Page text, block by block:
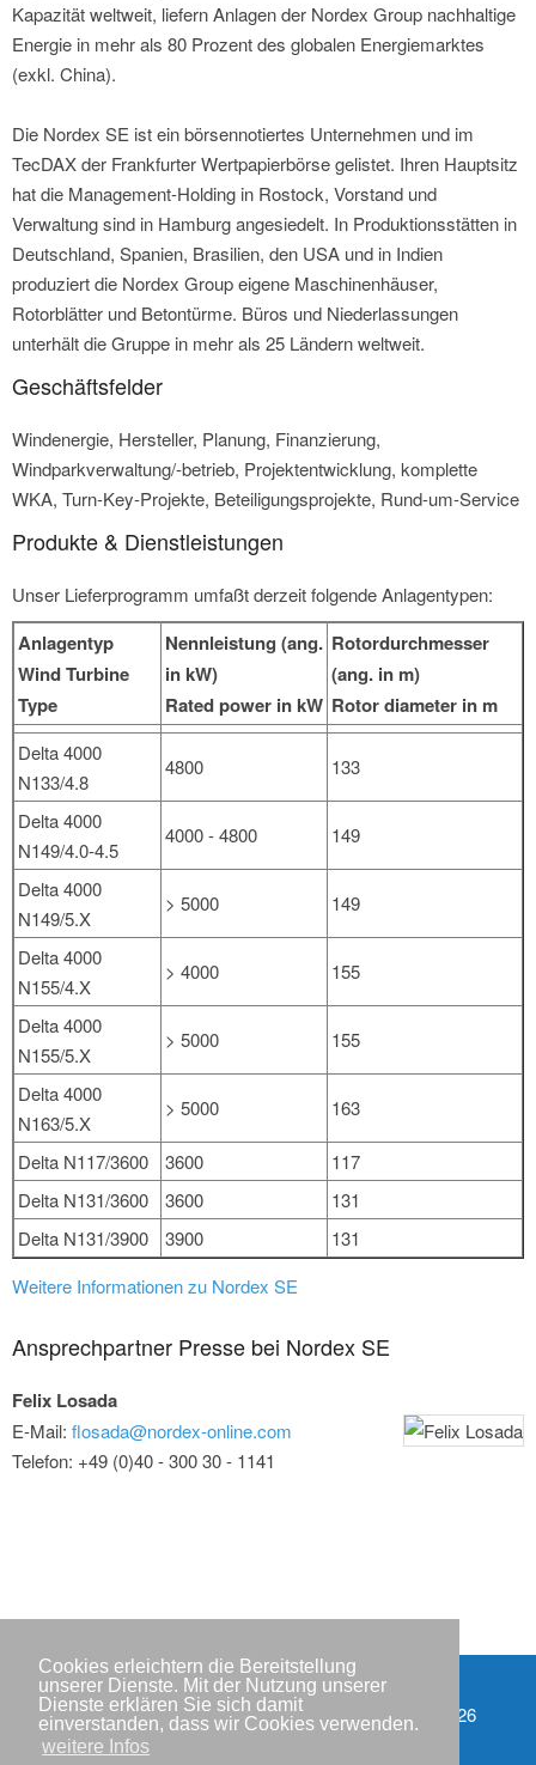
Cookies erleichtern die Bereitstellung
unserer Dienste. Mit der Nutzung unserer
Dienste erklären Sie sich damit
einverstanden, dass wir Cookies verwenden.
weitere Infos
Kapazität weltweit, liefern Anlagen der Nordex Group nachhaltige
Energie in mehr als 80 Prozent des globalen Energiemarktes
(exkl. China).
Die Nordex SE ist ein börsennotiertes Unternehmen und im
TecDAX der Frankfurter Wertpapierbörse gelistet. Ihren Hauptsitz
hat die Management-Holding in Rostock, Vorstand und
Verwaltung sind in Hamburg angesiedelt. In Produktionsstätten in
Deutschland, Spanien, Brasilien, den USA und in Indien
produziert die Nordex Group eigene Maschinenhäuser,
Rotorblätter und Betontürme. Büros und Niederlassungen
unterhält die Gruppe in mehr als 25 Ländern weltweit.
Geschäftsfelder
Windenergie, Hersteller, Planung, Finanzierung,
Windparkverwaltung/-betrieb, Projektentwicklung, komplette
WKA, Turn-Key-Projekte, Beteiligungsprojekte, Rund-um-Service
Produkte & Dienstleistungen
Unser Lieferprogramm umfaßt derzeit folgende Anlagentypen:
Anlagentyp
Wind Turbine
Type
Nennleistung (ang.
in kW)
Rated power in kW
Rotordurchmesser
(ang. in m)
Rotor diameter in m
Delta 4000
N133/4.8
4800 133
Delta 4000
N149/4.0-4.5
4000 - 4800 149
Delta 4000
N149/5.X
> 5000 149
Delta 4000
N155/4.X
> 4000 155
Delta 4000
N155/5.X
> 5000 155
Delta 4000
N163/5.X
> 5000 163
Delta N117/3600 3600
117
Delta N131/3600
3600
131
Delta N131/3900
3900
131
Weitere Informationen zu Nordex SE
Ansprechpartner Presse bei Nordex SE
Felix Losada
E-Mail: flosada@nordex-online.com
Telefon: +49 (0)40 - 300 30 - 1141
Partner
Impressum
Copyright © IWR 2026